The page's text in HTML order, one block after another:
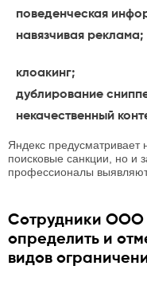
поведенческая
навязчивая реклама;
клоакинг;
дублирование
некачественный
Яндекс предусматривает
поисковые санкции, но и
профессионалы
Сотрудники ООО
определить и
видов